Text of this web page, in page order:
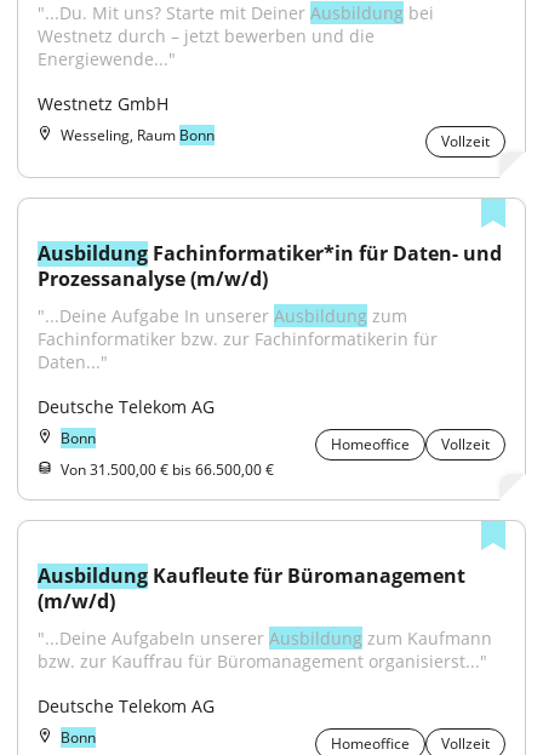
"...Du. Mit uns? Starte mit Deiner Ausbildung bei
Westnetz durch – jetzt bewerben und die
Energiewende..."
Westnetz GmbH
Wesseling, Raum Bonn Vollzeit
Ausbildung Fachinformatiker*in für Daten- und
Prozessanalyse (m/w/d)
"...Deine Aufgabe In unserer Ausbildung zum
Fachinformatiker bzw. zur Fachinformatikerin für
Daten..."
Deutsche Telekom AG
Bonn Homeoffice
Vollzeit
Von 31.500,00 € bis 66.500,00 €
Ausbildung Kaufleute für Büromanagement
(m/w/d)
"...Deine AufgabeIn unserer Ausbildung zum Kaufmann
bzw. zur Kauffrau für Büromanagement organisierst..."
Deutsche Telekom AG
Bonn Homeoffice
Vollzeit